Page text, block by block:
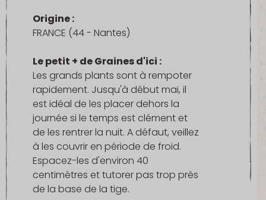
Origine :
FRANCE (44 - Nantes)
Le petit + de Graines d'ici :
Les grands plants sont à rempoter
rapidement. Jusqu'à début mai, il
est idéal de les placer dehors la
journée si le temps est clément et
de les rentrer la nuit. A défaut, veillez
à les couvrir en période de froid.
Espacez-les d'environ 40
centimètres et tutorer pas trop près
de la base de la tige.